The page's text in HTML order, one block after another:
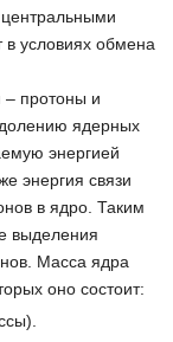
в условиях обмена
– протоны и
ядерных
энергией
энергия связи
в ядро. Таким
выделения
Масса ядра
оно состоит: